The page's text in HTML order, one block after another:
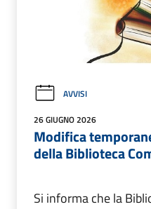
AVVISI
26 GIUGNO 2026
Modifica
della Biblioteca
Si informa che la